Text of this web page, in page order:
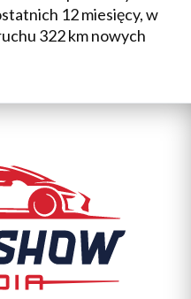
12 miesięcy, w
322 km nowych